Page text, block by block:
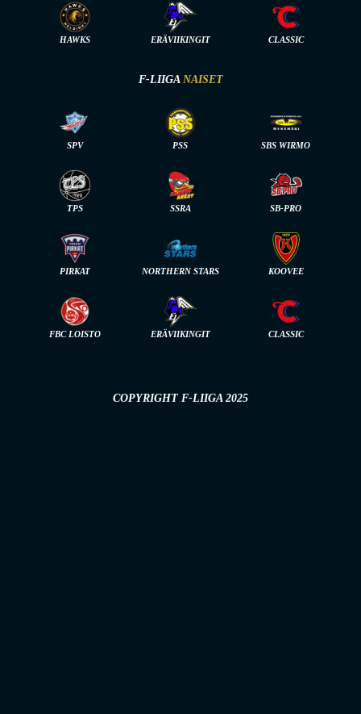
HAWKS ERÄVIIKINGIT CLASSIC
F-LIIGA NAISET
SPV PSS SBS WIRMO
TPS SSRA SB-PRO
PIRKAT NORTHERN STARS KOOVEE
FBC LOISTO ERÄVIIKINGIT CLASSIC
COPYRIGHT F-LIIGA 2025